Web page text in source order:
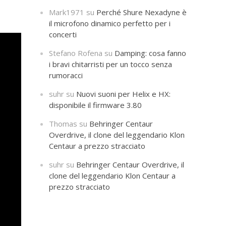
Mark1971 su Perché Shure Nexadyne è
il microfono dinamico perfetto per i
concerti
Stefano Rofena su Damping: cosa fanno
i bravi chitarristi per un tocco senza
rumoracci
suhr su Nuovi suoni per Helix e HX:
disponibile il firmware 3.80
Thomas su Behringer Centaur
Overdrive, il clone del leggendario Klon
Centaur a prezzo stracciato
suhr su Behringer Centaur Overdrive, il
clone del leggendario Klon Centaur a
prezzo stracciato